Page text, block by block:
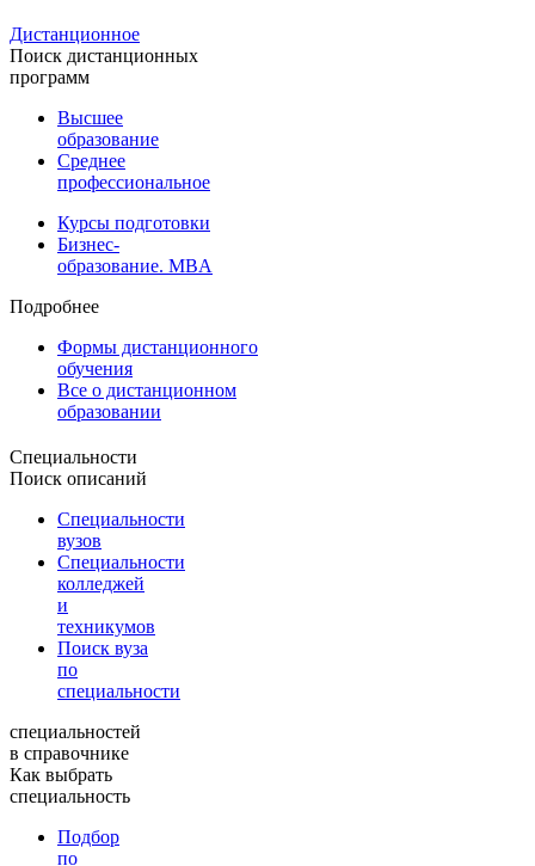
Дистанционное
Поиск дистанционных
программ
Высшее
образование
Среднее
профессиональное
Курсы подготовки
Бизнес-
образование. MBA
Подробнее
Формы дистанционного
обучения
Все о дистанционном
образовании
Специальности
Поиск описаний
Специальности
вузов
Специальности
колледжей
и
техникумов
Поиск вуза
по
специальности
специальностей
в справочнике
Как выбрать
специальность
Подбор
по